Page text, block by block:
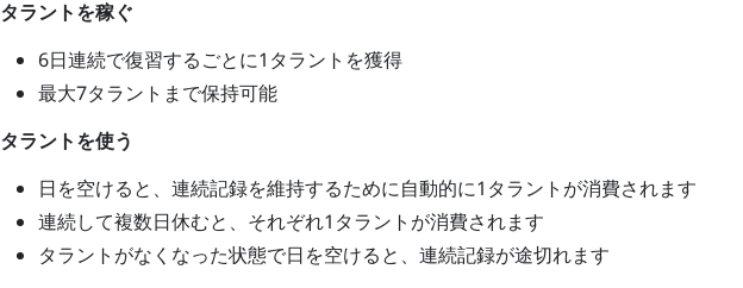
タラントを稼ぐ
6日連続で復習するごとに1タラントを獲得
最大7タラントまで保持可能
タラントを使う
日を空けると、連続記録を維持するために自動的に1タラントが消費されます
連続して複数日休むと、それぞれ1タラントが消費されます
タラントがなくなった状態で日を空けると、連続記録が途切れます